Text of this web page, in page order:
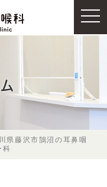
県藤沢市鵠沼の耳鼻咽
科
t
o
i
g
a